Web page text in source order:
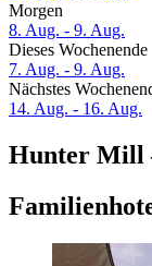
Morgen
8. Aug. - 9. Aug.
Dieses Wochenende
7. Aug. - 9. Aug.
Nächstes
14. Aug. - 16. Aug.
Hunter Mill